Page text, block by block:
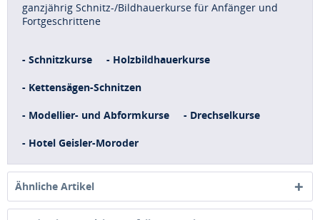
ganzjährig Schnitz-/Bildhauerkurse für Anfänger und
Fortgeschrittene
- Schnitzkurse - Holzbildhauerkurse
- Kettensägen-Schnitzen
- Modellier- und Abformkurse - Drechselkurse
- Hotel Geisler-Moroder
Ähnliche Artikel